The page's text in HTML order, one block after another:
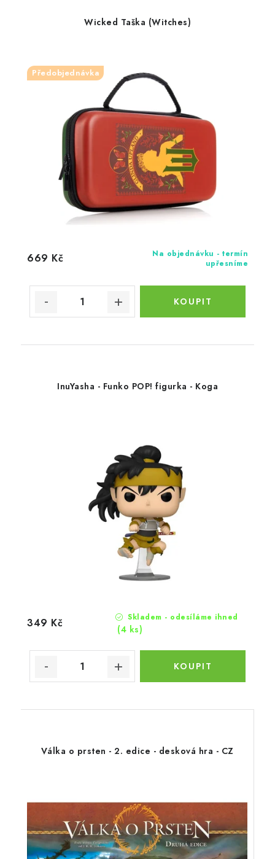
Wicked Taška (Witches)
Předobjednávka
Na objednávku - termín
upřesníme
669 Kč
InuYasha - Funko POP! figurka - Koga
Skladem - odesíláme ihned
(4 ks)
349 Kč
Válka o prsten - 2. edice - desková hra - CZ